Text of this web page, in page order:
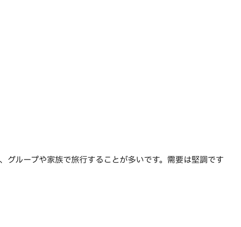
ループや家族で旅行することが多いです。需要は堅調です